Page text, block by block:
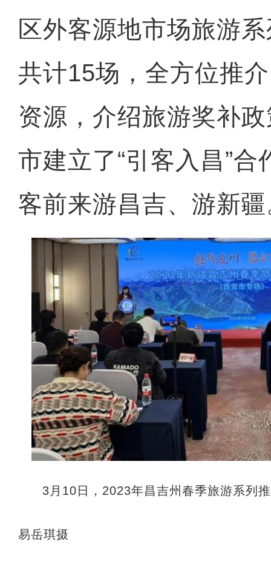
区外客源地市场旅游
共计15场，全方位推
资源，介绍旅游奖补
市建立了“引客入昌”
客前来游昌吉、游新
3月10日，2023年昌吉州春季旅游系列
易岳琪摄